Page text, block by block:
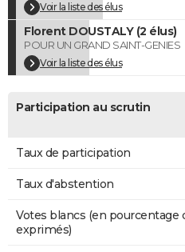
Voir la liste des élus
Florent DOUSTALY (2 élus)
POUR UN GRAND SAINT-GENIES
Voir la liste des élus
Participation au scrutin
Taux de participation
Taux d'abstention
Votes blancs (en pourcentage
exprimés)